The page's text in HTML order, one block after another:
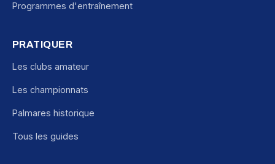
Programmes d'entraînement
PRATIQUER
Les clubs amateur
Les championnats
Palmares historique
Tous les guides